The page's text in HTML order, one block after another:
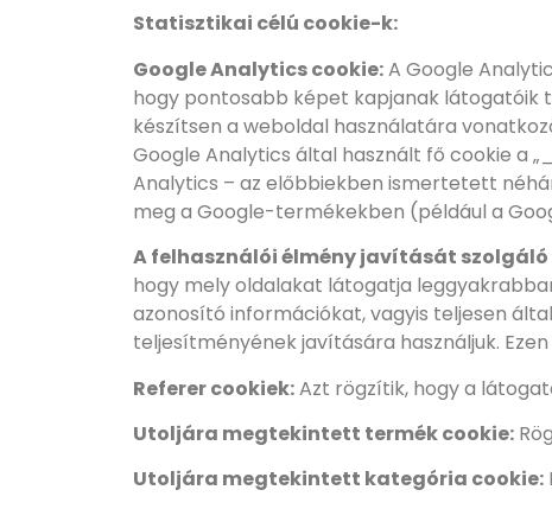
Statisztikai célú cookie-k:
Google Analytics cookie:A Google
hogy pontosabb képet kapjanak látogatóik
készítsen a weboldal használatára
Google Analytics által használt fő cookie a
Analytics – az előbbiekben ismertetett
meg a Google-termékekben (például a
A felhasználói élmény javítását
hogy mely oldalakat látogatja
azonosító információkat, vagyis teljesen
teljesítményének javítására használjuk.
Referer cookiek:Azt rögzítik, hogy a
Utoljára megtekintett termék cookie:
Utoljára megtekintett kategória cookie: